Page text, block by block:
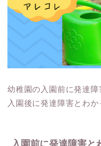
幼稚園の入園前に発達障
入園後に発達障害とわか
入園前に発達障害と